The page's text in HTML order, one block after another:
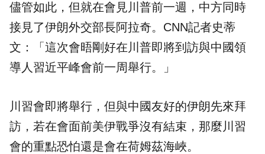
儘管如此，但就在會見川普前一週，中方同時
接見了伊朗外交部長阿拉奇。CNN記者史蒂
文：「這次會晤剛好在川普即將到訪與中國領
導人 習近平峰會前一周舉行。」
川習會即將舉行，但與中國友好的伊朗先來拜
訪，若在會面前美伊戰爭沒有結束，那麼川習
會的重點恐怕還是會在荷姆茲海峽。